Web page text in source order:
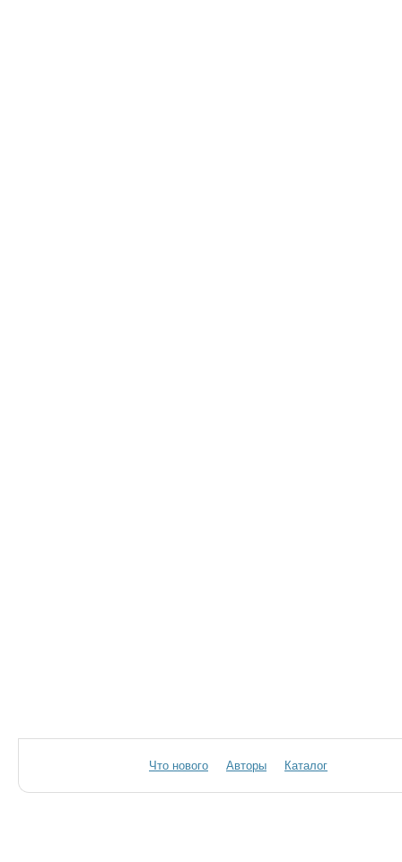
Что нового Авторы Каталог